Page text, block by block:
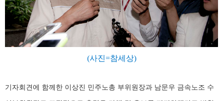
(사진=참세상)
기자회견에 함께한 이상진 민주노총 부위원장과 남문우 금속노조 수